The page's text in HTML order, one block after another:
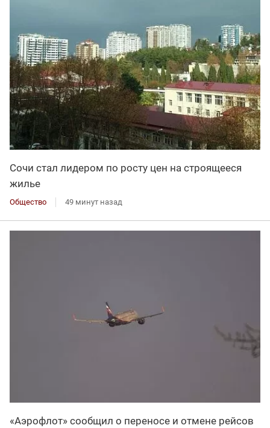
Сочи стал лидером по росту цен на строящееся
жилье
Общество 49 минут назад
«Аэрофлот» сообщил о переносе и отмене рейсов